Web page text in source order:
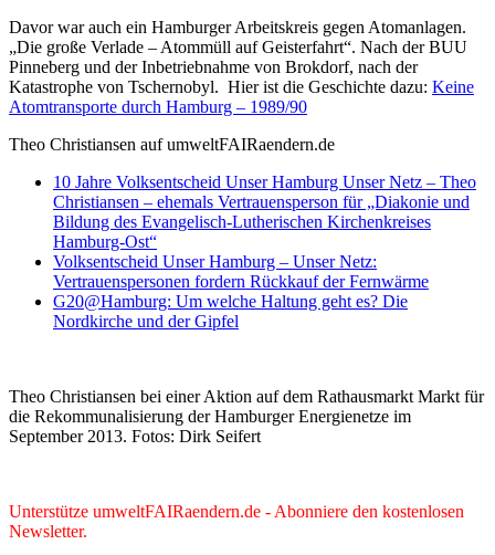
Davor war auch ein Hamburger Arbeitskreis gegen Atomanlagen.
„Die große Verlade – Atommüll auf Geisterfahrt“. Nach der BUU
Pinneberg und der Inbetriebnahme von Brokdorf, nach der
Katastrophe von Tschernobyl. Hier ist die Geschichte dazu: Keine
Atomtransporte durch Hamburg – 1989/90
Theo Christiansen auf umweltFAIRaendern.de
10 Jahre Volksentscheid Unser Hamburg Unser Netz – Theo
Christiansen – ehemals Vertrauensperson für „Diakonie und
Bildung des Evangelisch-Lutherischen Kirchenkreises
Hamburg-Ost“
Volksentscheid Unser Hamburg – Unser Netz:
Vertrauenspersonen fordern Rückkauf der Fernwärme
G20@Hamburg: Um welche Haltung geht es? Die
Nordkirche und der Gipfel
Theo Christiansen bei einer Aktion auf dem Rathausmarkt Markt für
die Rekommunalisierung der Hamburger Energienetze im
September 2013. Fotos: Dirk Seifert
Unterstütze umweltFAIRaendern.de - Abonniere den kostenlosen
Newsletter.